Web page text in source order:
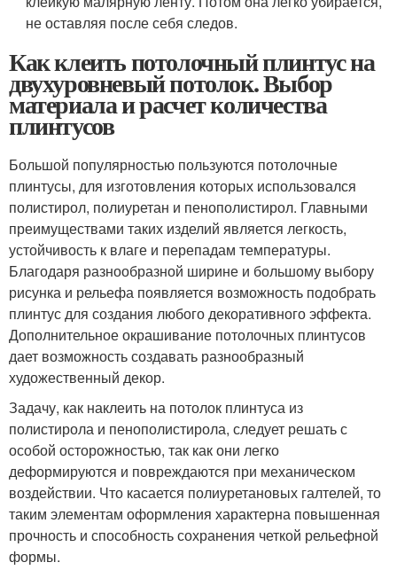
не оставляя после себя следов.
Как клеить потолочный плинтус на
двухуровневый потолок. Выбор
материала и расчет количества
плинтусов
Большой популярностью пользуются потолочные
плинтусы, для изготовления которых использовался
полистирол, полиуретан и пенополистирол. Главными
преимуществами таких изделий является легкость,
устойчивость к влаге и перепадам температуры.
Благодаря разнообразной ширине и большому выбору
рисунка и рельефа появляется возможность подобрать
плинтус для создания любого декоративного эффекта.
Дополнительное окрашивание потолочных плинтусов
дает возможность создавать разнообразный
художественный декор.
Задачу, как наклеить на потолок плинтуса из
полистирола и пенополистирола, следует решать с
особой осторожностью, так как они легко
деформируются и повреждаются при механическом
воздействии. Что касается полиуретановых галтелей, то
таким элементам оформления характерна повышенная
прочность и способность сохранения четкой рельефной
формы.